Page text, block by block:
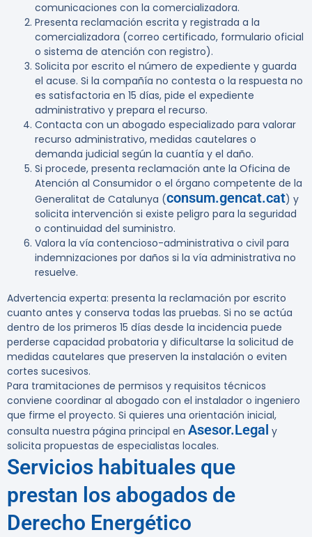
comunicaciones con la comercializadora.
Presenta reclamación escrita y registrada a la
comercializadora (correo certificado, formulario oficial
o sistema de atención con registro).
Solicita por escrito el número de expediente y guarda
el acuse. Si la compañía no contesta o la respuesta no
es satisfactoria en 15 días, pide el expediente
administrativo y prepara el recurso.
Contacta con un abogado especializado para valorar
recurso administrativo, medidas cautelares o
demanda judicial según la cuantía y el daño.
Si procede, presenta reclamación ante la Oficina de
Atención al Consumidor o el órgano competente de la
Generalitat de Catalunya (consum.gencat.cat) y
solicita intervención si existe peligro para la seguridad
o continuidad del suministro.
Valora la vía contencioso-administrativa o civil para
indemnizaciones por daños si la vía administrativa no
resuelve.
Advertencia experta: presenta la reclamación por escrito
cuanto antes y conserva todas las pruebas. Si no se actúa
dentro de los primeros 15 días desde la incidencia puede
perderse capacidad probatoria y dificultarse la solicitud de
medidas cautelares que preserven la instalación o eviten
cortes sucesivos.
Para tramitaciones de permisos y requisitos técnicos
conviene coordinar al abogado con el instalador o ingeniero
que firme el proyecto. Si quieres una orientación inicial,
consulta nuestra página principal en Asesor.Legal y
solicita propuestas de especialistas locales.
Servicios habituales que
prestan los abogados de
Derecho Energético